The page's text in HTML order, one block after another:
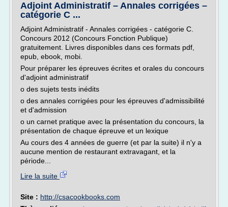
Adjoint Administratif – Annales corrigées –
catégorie C ...
Adjoint Administratif - Annales corrigées - catégorie C.
Concours 2012 (Concours Fonction Publique)
gratuitement. Livres disponibles dans ces formats pdf,
epub, ebook, mobi.
Pour préparer les épreuves écrites et orales du concours
d'adjoint administratif
o des sujets tests inédits
o des annales corrigées pour les épreuves d'admissibilité
et d'admission
o un carnet pratique avec la présentation du concours, la
présentation de chaque épreuve et un lexique
Au cours des 4 années de guerre (et par la suite) il n'y a
aucune mention de restaurant extravagant, et la
période...
Lire la suite
Site : http://csacookbooks.com